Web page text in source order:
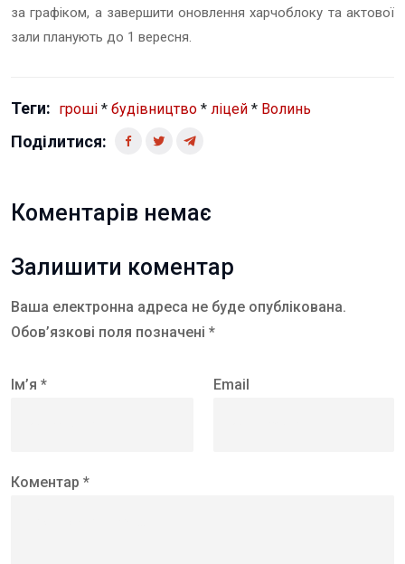
за графіком, а завершити оновлення харчоблоку та актової
зали планують до 1 вересня.
Теги: гроші * будівництво * ліцей * Волинь
Поділитися:
Коментарів немає
Залишити коментар
Ваша електронна адреса не буде опублікована.
Обов’язкові поля позначені *
Ім’я * Email
Коментар *